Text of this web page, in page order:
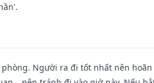
Người ra đi tốt nhất nên